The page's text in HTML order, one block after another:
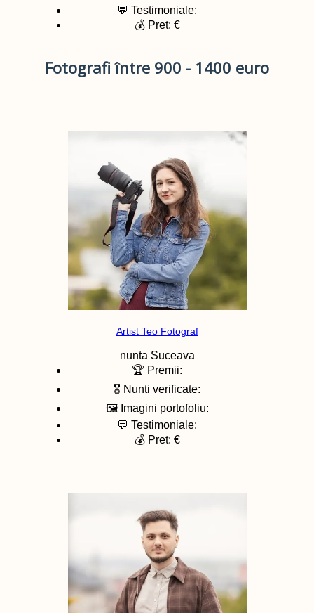
💬 Testimoniale:
💰 Pret: €
Fotografi între 900 - 1400 euro
Artist Teo Fotograf
nunta Suceava
🏆 Premii:
🎖️ Nunti verificate:
🖼️ Imagini portofoliu:
💬 Testimoniale:
💰 Pret: €